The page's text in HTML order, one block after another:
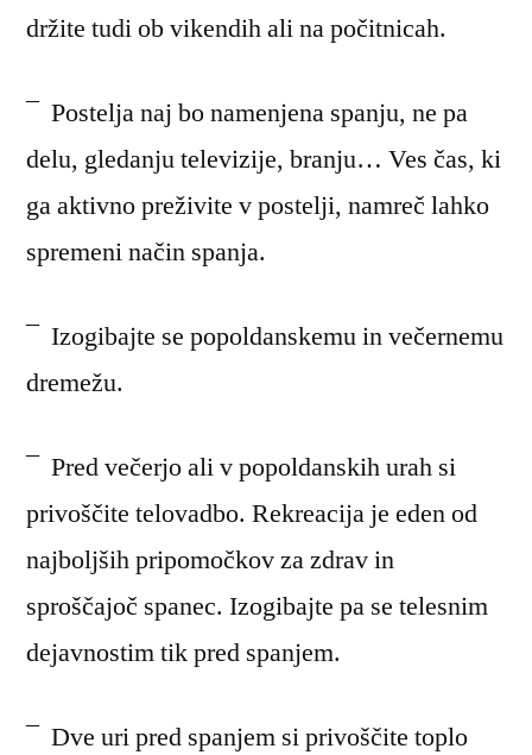
držite tudi ob vikendih ali na počitnicah.
¯ Postelja naj bo namenjena spanju, ne pa
delu, gledanju televizije, branju… Ves čas, ki
ga aktivno preživite v postelji, namreč lahko
spremeni način spanja.
¯ Izogibajte se popoldanskemu in večernemu
dremežu.
¯ Pred večerjo ali v popoldanskih urah si
privoščite telovadbo. Rekreacija je eden od
najboljših pripomočkov za zdrav in
sproščajoč spanec. Izogibajte pa se telesnim
dejavnostim tik pred spanjem.
¯ Dve uri pred spanjem si privoščite toplo